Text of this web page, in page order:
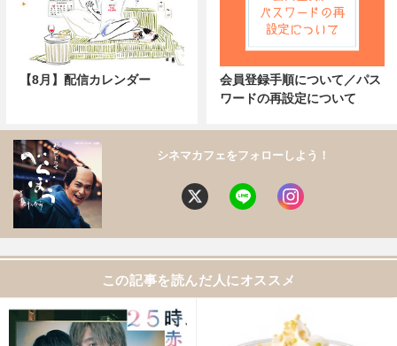
【8月】配信カレンダー
会員登録手順について／パス
ワードの再設定について
シネマカフェをフォローしよう！
この記事を読んだ人にオススメ